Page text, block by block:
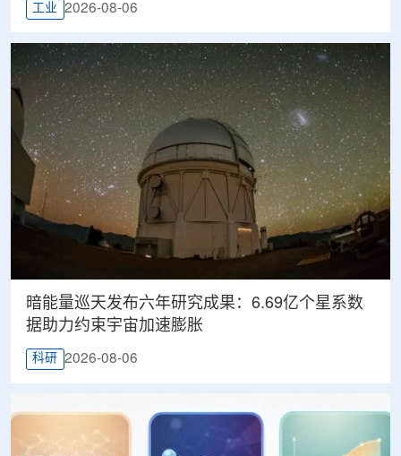
工业 2026-08-06
暗能量巡天发布六年研究成果：6.69亿个星系数
据助力约束宇宙加速膨胀
科研 2026-08-06